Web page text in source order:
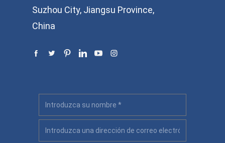
Suzhou City, Jiangsu Province,
China